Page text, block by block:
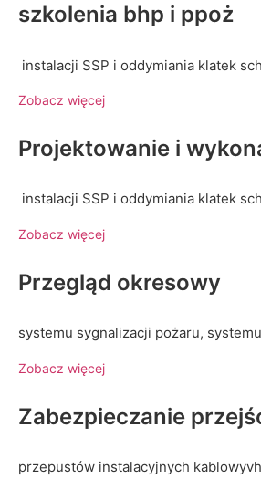
szkolenia bhp i ppoż
instalacji SSP i oddymiania klatek
Zobacz więcej
Projektowanie i
instalacji SSP i oddymiania klatek
Zobacz więcej
Przegląd okresowy
systemu sygnalizacji pożaru,
Zobacz więcej
Zabezpieczanie
przepustów instalacyjnych